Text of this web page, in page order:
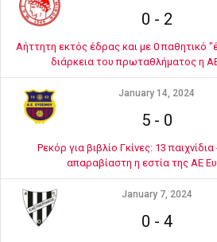
0 - 2
Αήττητη εκτός έδρας και με 0 παθητικό
διάρκεια του πρωταθλήματος η
January 14, 2024
5- 0
Ρεκόρ για βιβλίο Γκίνες: 13
απαραβίαστη η εστία της ΑΕ
January 7, 2024
0 - 4